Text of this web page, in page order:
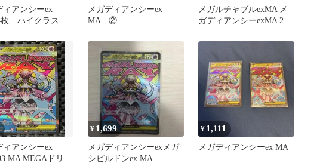
ィアンシーex
ハイクラスパ
メガディアンシーex
MA ②
メガルチャブルexMA メ
ガディアンシーexMA 2枚
ィアンシーex
MA MEGAドリー
¥ 1,699
メガディアンシーexメガ
シビルドンex MA
¥ 1,111
メガディアンシーex MA